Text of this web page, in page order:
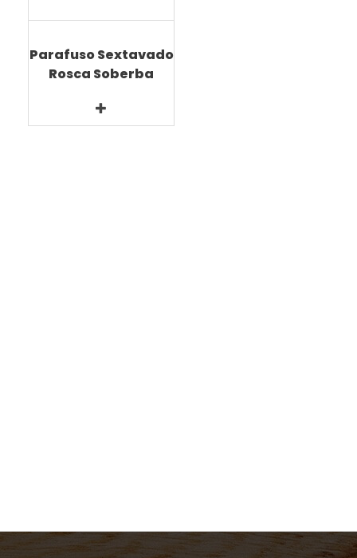
Parafuso Sextavado
Rosca Soberba